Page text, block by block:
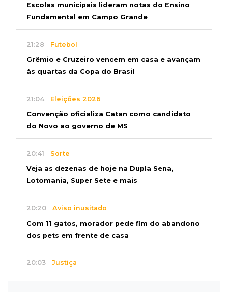
Escolas municipais lideram notas do Ensino
Fundamental em Campo Grande
21:28 Futebol
Grêmio e Cruzeiro vencem em casa e avançam
às quartas da Copa do Brasil
21:04 Eleições 2026
Convenção oficializa Catan como candidato
do Novo ao governo de MS
20:41 Sorte
Veja as dezenas de hoje na Dupla Sena,
Lotomania, Super Sete e mais
20:20 Aviso inusitado
Com 11 gatos, morador pede fim do abandono
dos pets em frente de casa
20:03 Justiça